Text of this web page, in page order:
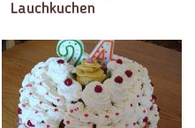
Lauchkuchen